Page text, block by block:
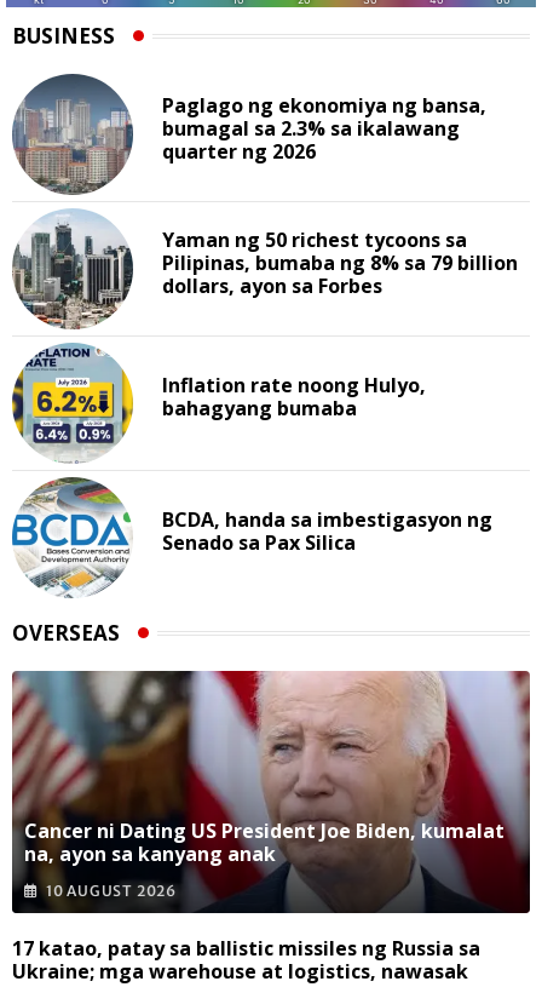
BUSINESS
Paglago ng ekonomiya ng bansa,
bumagal sa 2.3% sa ikalawang
quarter ng 2026
Yaman ng 50 richest tycoons sa
Pilipinas, bumaba ng 8% sa 79 billion
dollars, ayon sa Forbes
Inflation rate noong Hulyo,
bahagyang bumaba
BCDA, handa sa imbestigasyon ng
Senado sa Pax Silica
OVERSEAS
Cancer ni Dating US President Joe Biden, kumalat
na, ayon sa kanyang anak
10 AUGUST 2026
17 katao, patay sa ballistic missiles ng Russia sa
Ukraine; mga warehouse at logistics, nawasak